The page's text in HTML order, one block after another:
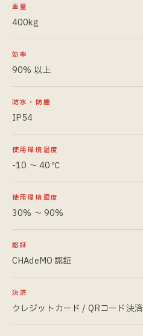
重量
400kg
効率
90% 以上
防水・防塵
IP54
使用環境温度
-10 〜 40 ℃
使用環境湿度
30% 〜 90%
認証
CHAdeMO 認証
決済
クレジットカード / QRコード決済